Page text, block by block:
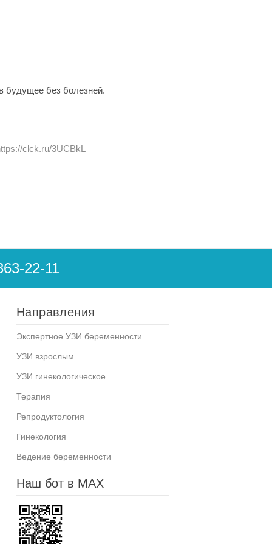
будущее без болезней.
clck.ru/3UCBkL
22-11
Направления
Экспертное УЗИ беременности
УЗИ взрослым
УЗИ гинекологическое
Терапия
Репродуктология
Гинекология
Ведение беременности
Наш бот в MAX